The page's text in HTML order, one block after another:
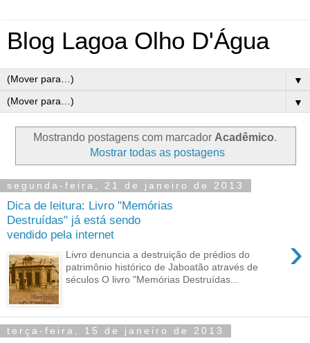
Blog Lagoa Olho D'Água
▼
▼
Mostrando postagens com marcador Acadêmico.
Mostrar todas as postagens
segunda-feira, 21 de janeiro de 2013
Dica de leitura: Livro "Memórias
Destruídas" já está sendo
vendido pela internet
›
Livro denuncia a destruição de prédios do
patrimônio histórico de Jaboatão através de
séculos O livro "Memórias Destruídas...
terça-feira, 15 de janeiro de 2013